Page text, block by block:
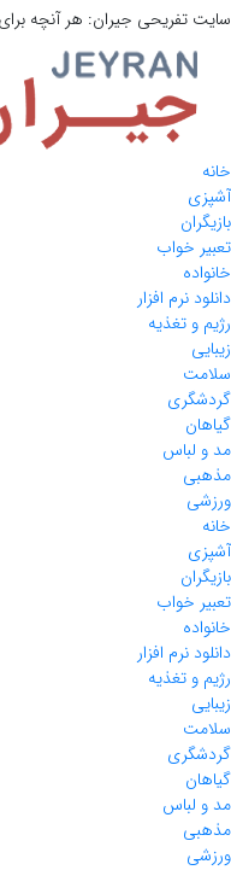
سایت تفریحی جیران: هر آنچه
خانه
آشپزی
بازیگران
تعبیر خواب
خانواده
دانلود نرم افزار
رژیم و تغذیه
زیبایی
سلامت
گردشگری
گیاهان
مد و لباس
مذهبی
ورزشی
خانه
آشپزی
بازیگران
تعبیر خواب
خانواده
دانلود نرم افزار
رژیم و تغذیه
زیبایی
سلامت
گردشگری
گیاهان
مد و لباس
مذهبی
ورزشی